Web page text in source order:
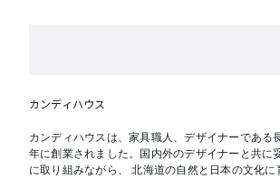
カンディハウス
カンディハウスは、家具職人、デザイナーである
年に創業されました。国内外のデザイナーと共に
に取り組みながら、 北海道の自然と日本の文化